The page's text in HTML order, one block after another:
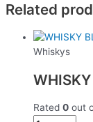
Related
Whiskys
Rated 0 out